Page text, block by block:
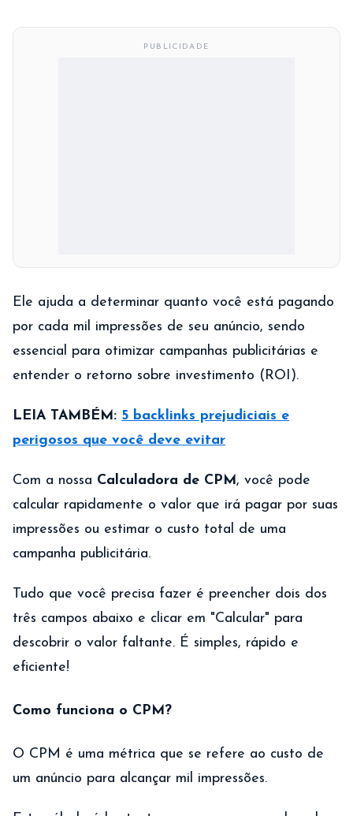
PUBLICIDADE
Ele ajuda a determinar quanto você está pagando
por cada mil impressões de seu anúncio, sendo
essencial para otimizar campanhas publicitárias e
entender o retorno sobre investimento (ROI).
LEIA TAMBÉM: 5 backlinks prejudiciais e
perigosos que você deve evitar
Com a nossa Calculadora de CPM , você pode
calcular rapidamente o valor que irá pagar por suas
impressões ou estimar o custo total de uma
campanha publicitária.
Tudo que você precisa fazer é preencher dois dos
três campos abaixo e clicar em "Calcular" para
descobrir o valor faltante. É simples, rápido e
eficiente!
Como funciona o CPM?
O CPM é uma métrica que se refere ao custo de
um anúncio para alcançar mil impressões.